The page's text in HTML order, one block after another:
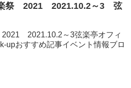
楽祭 2021 2021.10.2～3 弦
2021.10.2～3弦楽亭オフィ
upおすすめ記事イベント情報ブロ